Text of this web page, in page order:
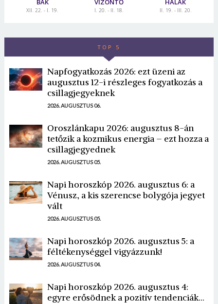
BAK
XII. 22. - I. 19.
VÍZÖNTŐ
I. 20. - II. 18.
HALAK
II. 19. - III. 20.
TOP 5
Napfogyatkozás 2026: ezt üzeni az
augusztus 12-i részleges fogyatkozás a
csillagjegyeknek
2026. AUGUSZTUS 06.
Oroszlánkapu 2026: augusztus 8-án
tetőzik a kozmikus energia – ezt hozza a
csillagjegyednek
2026. AUGUSZTUS 05.
Napi horoszkóp 2026. augusztus 6: a
Vénusz, a kis szerencse bolygója jegyet
vált
2026. AUGUSZTUS 05.
Napi horoszkóp 2026. augusztus 5: a
féltékenységgel vigyázzunk!
2026. AUGUSZTUS 04.
Napi horoszkóp 2026. augusztus 4:
egyre erősödnek a pozitív tendenciák...